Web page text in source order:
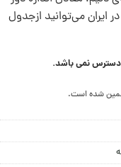
ايران می‌توانيد ازجدول
نمی باشد.
شده است.